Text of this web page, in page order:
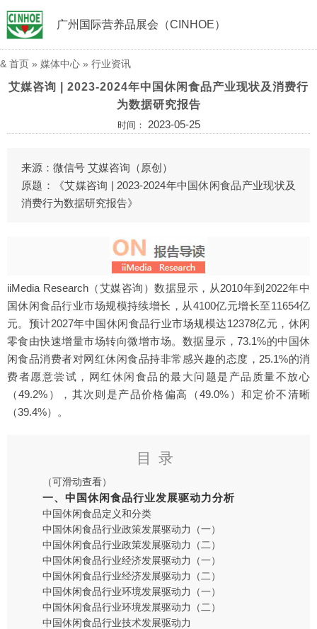
广州国际营养品展会（CINHOE）
& 首页 » 媒体中心 » 行业资讯
艾媒咨询 | 2023-2024年中国休闲食品产业现状及消费行
为数据研究报告
时间： 2023-05-25
来源：微信号 艾媒咨询（原创）
原题：《艾媒咨询 | 2023-2024年中国休闲食品产业现状及
消费行为数据研究报告》
iiMedia Research（艾媒咨询）数据显示，从2010年到2022年中
国休闲食品行业市场规模持续增长，从4100亿元增长至11654亿
元。预计2027年中国休闲食品行业市场规模达12378亿元，休闲
零食由快速增量市场转向微增市场。数据显示，73.1%的中国休
闲食品消费者对网红休闲食品持非常感兴趣的态度，25.1%的消
费者愿意尝试，网红休闲食品的最大问题是产品质量不放心
（49.2%），其次则是产品价格偏高（49.0%）和定价不清晰
（39.4%）。
目录
（可滑动查看）
一、中国休闲食品行业发展驱动力分析
中国休闲食品定义和分类
中国休闲食品行业政策发展驱动力（一）
中国休闲食品行业政策发展驱动力（二）
中国休闲食品行业经济发展驱动力（一）
中国休闲食品行业经济发展驱动力（二）
中国休闲食品行业环境发展驱动力（一）
中国休闲食品行业环境发展驱动力（二）
中国休闲食品行业技术发展驱动力